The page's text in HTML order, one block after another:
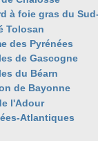
à foie gras du
Tolosan
des Pyrénées
de Gascogne
du Béarn
de Bayonne
l'Adour
Atlantiques